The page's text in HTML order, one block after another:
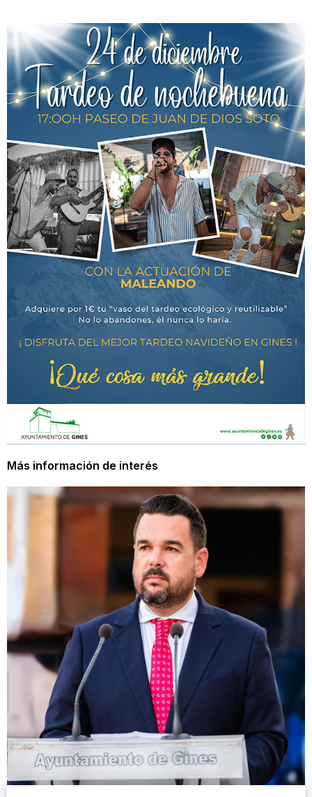
Más información de interés